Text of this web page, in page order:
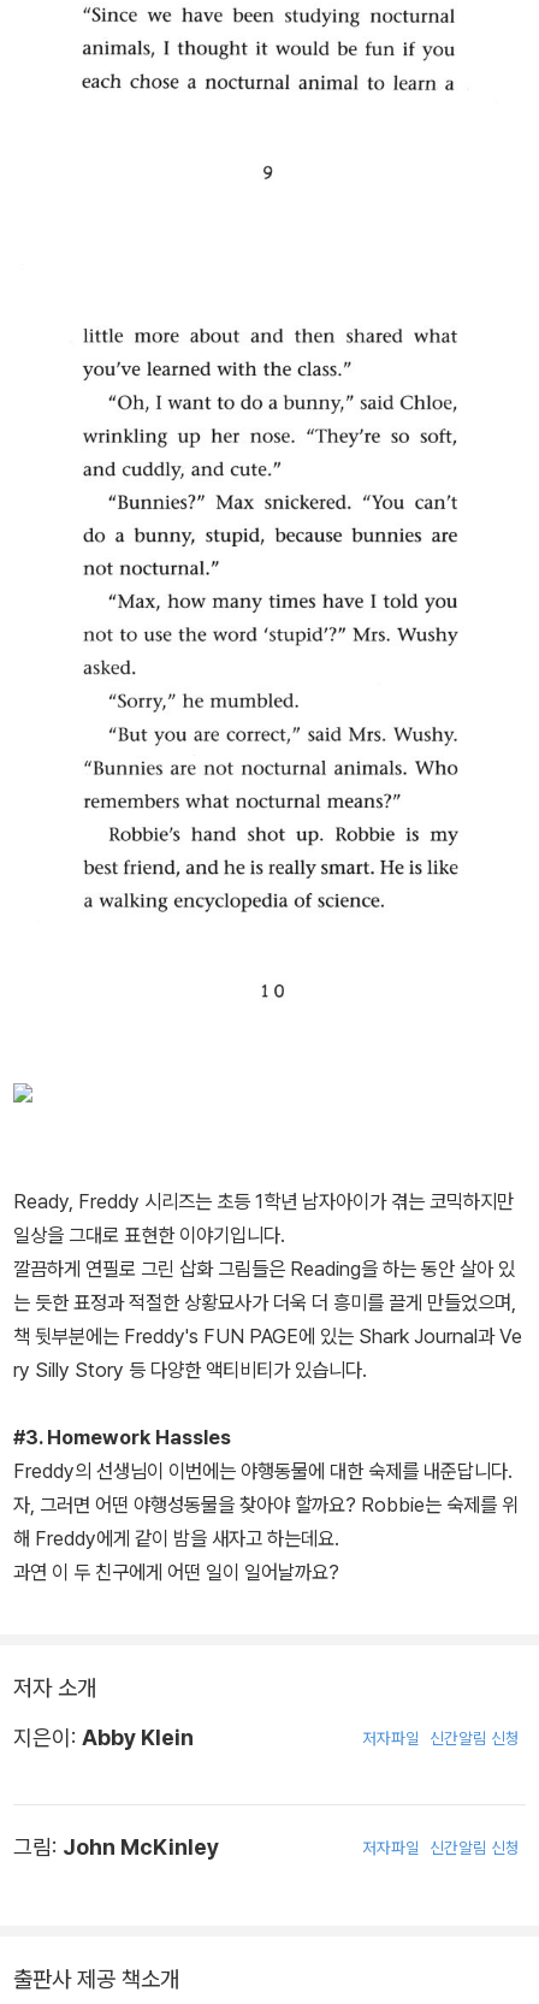
Ready, Freddy 시리즈는 초등 1학년 남자아이가 겪는 코믹하지만
일상을 그대로 표현한 이야기입니다.
깔끔하게 연필로 그린 삽화 그림들은 Reading을 하는 동안 살아 있
는 듯한 표정과 적절한 상황묘사가 더욱 더 흥미를 끌게 만들었으며,
책 뒷부분에는 Freddy's FUN PAGE에 있는 Shark Journal과 Ve
ry Silly Story 등 다양한 액티비티가 있습니다.
#3. Homework Hassles
Freddy의 선생님이 이번에는 야행동물에 대한 숙제를 내준답니다.
자, 그러면 어떤 야행성동물을 찾아야 할까요? Robbie는 숙제를 위
해 Freddy에게 같이 밤을 새자고 하는데요.
과연 이 두 친구에게 어떤 일이 일어날까요?
저자 소개
지은이: Abby Klein 저자파일 신간알림 신청
그림: John McKinley 저자파일 신간알림 신청
출판사 제공 책소개